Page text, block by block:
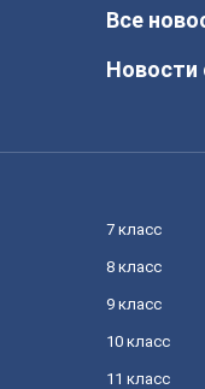
Все
Новости
7 класс
8 класс
9 класс
10 класс
11 класс